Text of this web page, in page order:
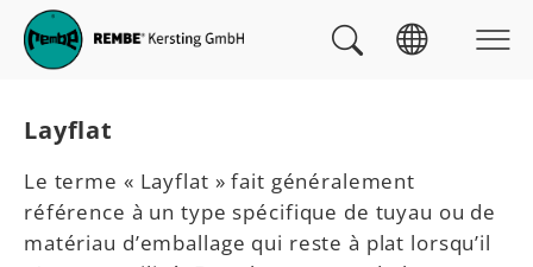
Skip to main navigation
au contenu
Skip to page footer
Layflat
Le terme « Layflat » fait généralement
référence à un type spécifique de tuyau ou de
matériau d’emballage qui reste à plat lorsqu’il